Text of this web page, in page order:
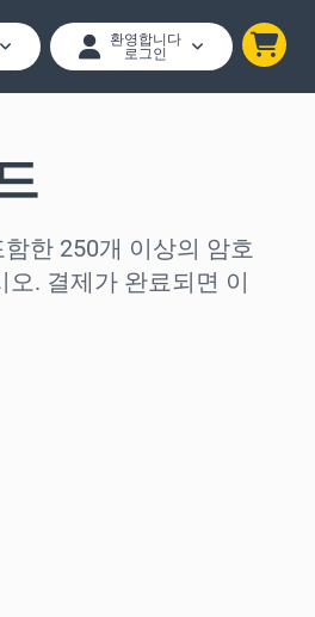
환영합니다
로그인
함한 250개 이상의 암호
. 결제가 완료되면 이